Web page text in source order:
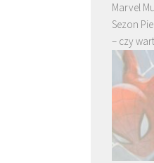
Marvel
Sezon
– czy